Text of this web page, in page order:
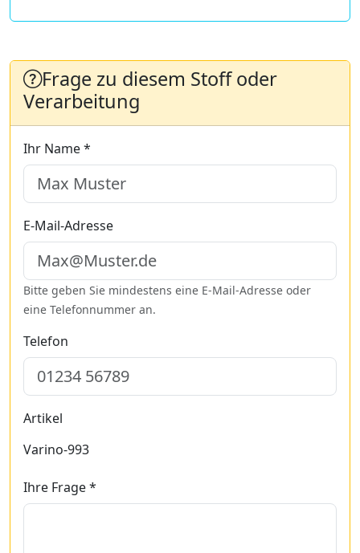
Frage zu diesem Stoff oder
Verarbeitung
Ihr Name *
E-Mail-Adresse
Bitte geben Sie mindestens eine E-Mail-Adresse oder
eine Telefonnummer an.
Telefon
Artikel
Varino-993
Ihre Frage *